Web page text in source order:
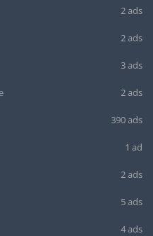
2 ads
2 ads
3 ads
2 ads
390 ads
1 ad
2 ads
5 ads
4 ads